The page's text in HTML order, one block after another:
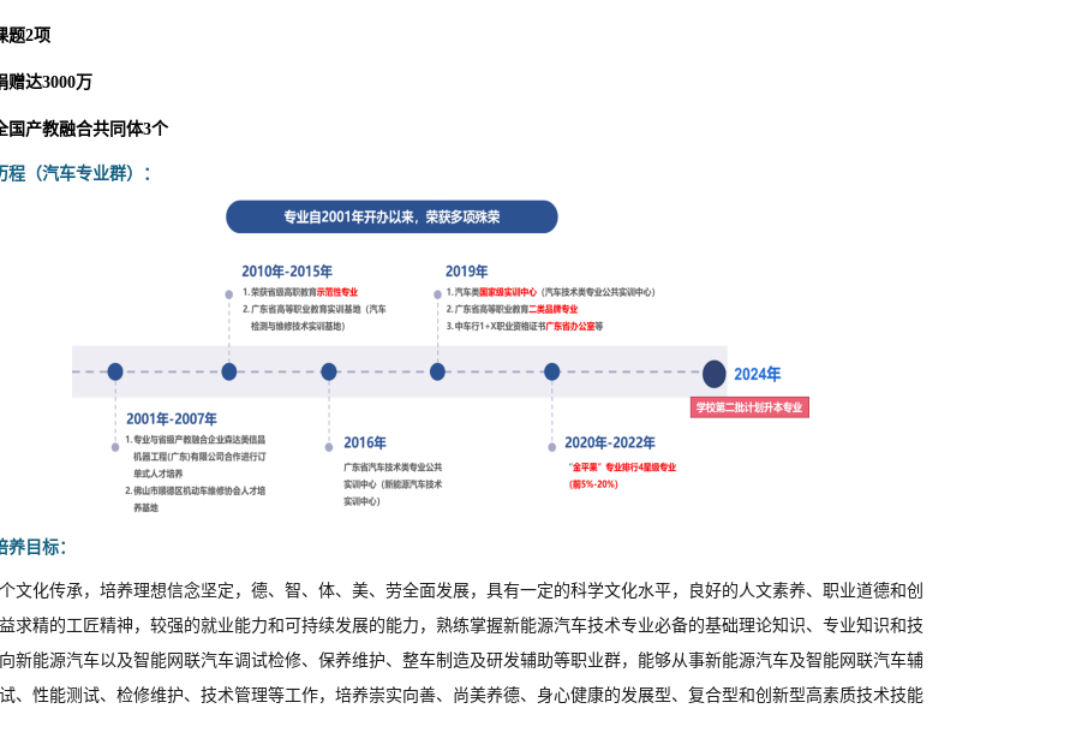
题2项
赠达3000万
国产教融合共同体3个
程（汽车专业群）：
目标：
文化传承，培养理想信念坚定，德、智、体、美、劳全面发展，具有一定的科学文化水平，良好的人文素养、职业道德和创
求精的工匠精神，较强的就业能力和可持续发展的能力，熟练掌握新能源汽车技术专业必备的基础理论知识、专业知识和技
新能源汽车以及智能网联汽车调试检修、保养维护、整车制造及研发辅助等职业群，能够从事新能源汽车及智能网联汽车辅
、性能测试、检修维护、技术管理等工作，培养崇实向善、尚美养德、身心健康的发展型、复合型和创新型高素质技术技能